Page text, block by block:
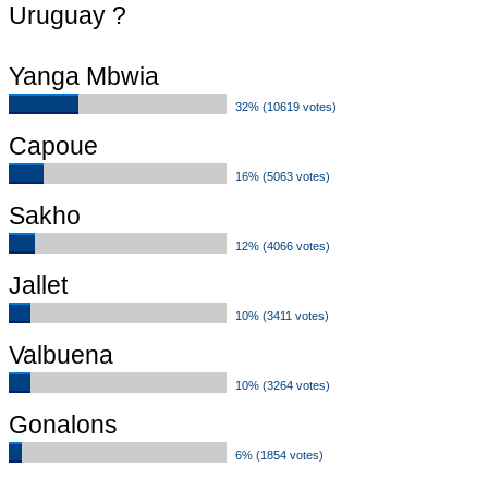
Uruguay ?
Yanga Mbwia
32% (10619 votes)
Capoue
16% (5063 votes)
Sakho
12% (4066 votes)
Jallet
10% (3411 votes)
Valbuena
10% (3264 votes)
Gonalons
6% (1854 votes)